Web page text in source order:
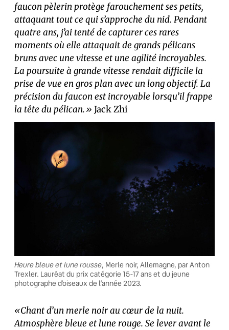
faucon pèlerin protège farouchement ses petits,
attaquant tout ce qui s’approche du nid. Pendant
quatre ans, j’ai tenté de capturer ces rares
moments où elle attaquait de grands pélicans
bruns avec une vitesse et une agilité incroyables.
La poursuite à grande vitesse rendait difficile la
prise de vue en gros plan avec un long objectif. La
précision du faucon est incroyable lorsqu’il frappe
la tête du pélican.» Jack Zhi
Heure bleue et lune rousse, Merle noir, Allemagne, par Anton
Trexler. Lauréat du prix catégorie 15-17 ans et du jeune
photographe d’oiseaux de l’année 2023.
«Chant d’un merle noir au cœur de la nuit.
Atmosphère bleue et lune rouge. Se lever avant le